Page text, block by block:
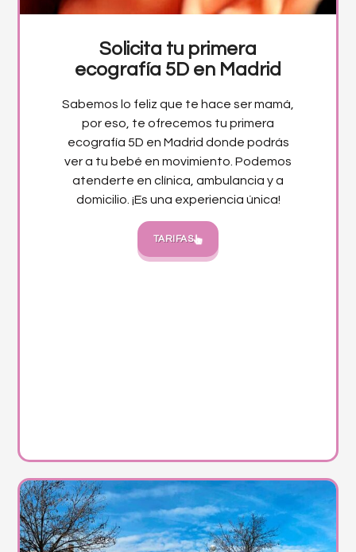
Solicita tu primera
ecografía 5D en Madrid
Sabemos lo feliz que te hace ser mamá,
por eso, te ofrecemos tu primera
ecografía 5D en Madrid donde podrás
ver a tu bebé en movimiento. Podemos
atenderte en clínica, ambulancia y a
domicilio. ¡Es una experiencia única!
TARIFAS